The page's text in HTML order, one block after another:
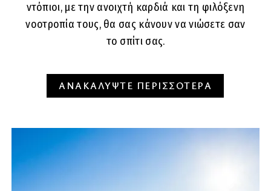
ντόπιοι, με την ανοιχτή καρδιά και τη φιλόξενη
νοοτροπία τους, θα σας κάνουν να νιώσετε σαν
το σπίτι σας.
ΑΝΑΚΑΛΥΨΤΕ ΠΕΡΙΣΣΟΤΕΡΑ